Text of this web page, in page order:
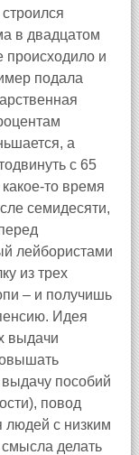
в двадцатом
происходило и
подала
а
с 65
время
семидесяти,
лейбористами
из трех
– и получишь
Идея
выдачи
пособий
повод
людей с низким
смысла делать